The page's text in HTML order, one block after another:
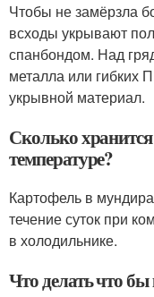
Чтобы не замёрзла
всходы укрывают
спанбондом. Над
металла или гибких
укрывной материал.
Сколько
температуре?
Картофель в
течение суток при
в холодильнике.
Что делать что